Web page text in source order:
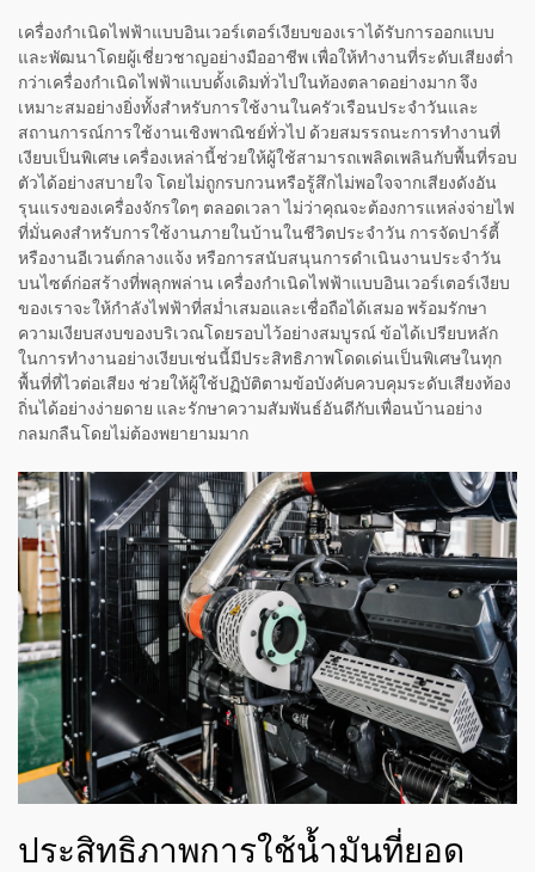
เครื่องกำเนิดไฟฟ้าแบบอินเวอร์เตอร์เงียบของเราได้รับการออกแบบ
และพัฒนาโดยผู้เชี่ยวชาญอย่างมืออาชีพ เพื่อให้ทำงานที่ระดับเสียงต่ำ
กว่าเครื่องกำเนิดไฟฟ้าแบบดั้งเดิมทั่วไปในท้องตลาดอย่างมาก จึง
เหมาะสมอย่างยิ่งทั้งสำหรับการใช้งานในครัวเรือนประจำวันและ
สถานการณ์การใช้งานเชิงพาณิชย์ทั่วไป ด้วยสมรรถนะการทำงานที่
เงียบเป็นพิเศษ เครื่องเหล่านี้ช่วยให้ผู้ใช้สามารถเพลิดเพลินกับพื้นที่รอบ
ตัวได้อย่างสบายใจ โดยไม่ถูกรบกวนหรือรู้สึกไม่พอใจจากเสียงดังอัน
รุนแรงของเครื่องจักรใดๆ ตลอดเวลา ไม่ว่าคุณจะต้องการแหล่งจ่ายไฟ
ที่มั่นคงสำหรับการใช้งานภายในบ้านในชีวิตประจำวัน การจัดปาร์ตี้
หรืองานอีเวนต์กลางแจ้ง หรือการสนับสนุนการดำเนินงานประจำวัน
บนไซต์ก่อสร้างที่พลุกพล่าน เครื่องกำเนิดไฟฟ้าแบบอินเวอร์เตอร์เงียบ
ของเราจะให้กำลังไฟฟ้าที่สม่ำเสมอและเชื่อถือได้เสมอ พร้อมรักษา
ความเงียบสงบของบริเวณโดยรอบไว้อย่างสมบูรณ์ ข้อได้เปรียบหลัก
ในการทำงานอย่างเงียบเช่นนี้มีประสิทธิภาพโดดเด่นเป็นพิเศษในทุก
พื้นที่ที่ไวต่อเสียง ช่วยให้ผู้ใช้ปฏิบัติตามข้อบังคับควบคุมระดับเสียงท้อง
ถิ่นได้อย่างง่ายดาย และรักษาความสัมพันธ์อันดีกับเพื่อนบ้านอย่าง
กลมกลืนโดยไม่ต้องพยายามมาก
ประสิทธิภาพการใช้น้ำมันที่ยอด